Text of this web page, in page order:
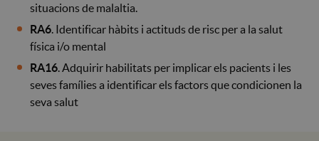
situacions de malaltia.
RA6 . Identificar hàbits i actituds de risc per a la salut
física i/o mental
RA16 . Adquirir habilitats per implicar els pacients i les
seves famílies a identificar els factors que condicionen la
seva salut